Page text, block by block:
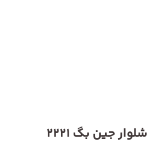
شلوار جین بگ 2221